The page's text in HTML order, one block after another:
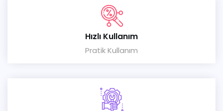
Hızlı Kullanım
Pratik Kullanım